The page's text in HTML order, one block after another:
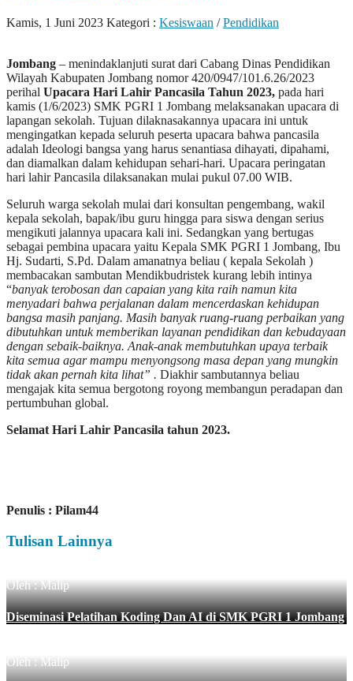
Kamis, 1 Juni 2023 Kategori : Kesiswaan /Pendidikan
Jombang – menindaklanjuti surat dari Cabang Dinas Pendidikan
Wilayah Kabupaten Jombang nomor 420/0947/101.6.26/2023
perihal Upacara Hari Lahir Pancasila Tahun 2023, pada hari
kamis (1/6/2023) SMK PGRI 1 Jombang melaksanakan upacara di
lapangan sekolah. Tujuan dilaknasakannya upacara ini untuk
mengingatkan kepada seluruh peserta upacara bahwa pancasila
adalah Ideologi bangsa yang harus senantiasa dihayati, dipahami,
dan diamalkan dalam kehidupan sehari-hari. Upacara peringatan
hari lahir Pancasila dilaksanakan mulai pukul 07.00 WIB.
Seluruh warga sekolah mulai dari konsultan pengembang, wakil
kepala sekolah, bapak/ibu guru hingga para siswa dengan serius
mengikuti jalannya upacara kali ini. Sedangkan yang bertugas
sebagai pembina upacara yaitu Kepala SMK PGRI 1 Jombang, Ibu
Hj. Sudarti, S.Pd. Dalam amanatnya beliau ( kepala Sekolah )
membacakan sambutan Mendikbudristek kurang lebih intinya
“banyak terobosan dan capaian yang kita raih namun kita
menyadari bahwa perjalanan dalam mencerdaskan kehidupan
bangsa masih panjang. Masih banyak ruang-ruang perbaikan yang
dibutuhkan untuk memberikan layanan pendidikan dan kebudayaan
dengan sebaik-baiknya. Anak-anak membutuhkan upaya terbaik
kita semua agar mampu menyongsong masa depan yang mungkin
tidak akan pernah kita lihat” . Diakhir sambutannya beliau
mengajak kita semua bergotong royong membangun peradapan dan
pertumbuhan global.
Selamat Hari Lahir Pancasila tahun 2023.
Penulis : Pilam44
Tulisan Lainnya
Oleh : Malip
Diseminasi Pelatihan Koding Dan AI di SMK PGRI 1 Jombang
Oleh : Malip